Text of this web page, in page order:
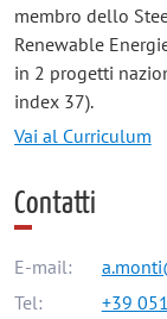
membro dello
Renewable
in 2 progetti
index 37).
Vai al Curriculum
Contatti
E-mail:
Tel:
+39